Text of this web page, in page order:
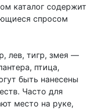
каталог содержит
спросом
лев, тигр, змея —
птица,
быть нанесены
Часто для
место на руке,